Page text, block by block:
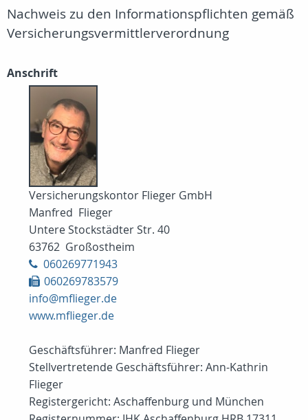
Nachweis zu den Informationspflichten gemäß
Versicherungsvermittlerverordnung
Anschrift
Versicherungskontor Flieger GmbH
Manfred Flieger
Untere Stockstädter Str. 40
63762 Großostheim
060269771943
060269783579
info@mflieger.de
www.mflieger.de
Geschäftsführer: Manfred Flieger
Stellvertretende Geschäftsführer: Ann-Kathrin
Flieger
Registergericht: Aschaffenburg und München